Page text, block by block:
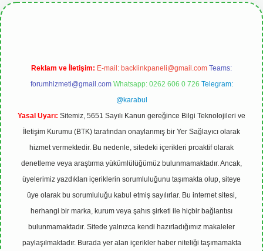
Reklam ve İletişim: E-mail: backlinkpaneli@gmail.com Teams:
forumhizmeti@gmail.com Whatsapp: 0262 606 0 726 Telegram:
@karabul
Yasal Uyarı: Sitemiz, 5651 Sayılı Kanun gereğince Bilgi Teknolojileri ve
İletişim Kurumu (BTK) tarafından onaylanmış bir Yer Sağlayıcı olarak
hizmet vermektedir. Bu nedenle, sitedeki içerikleri proaktif olarak
denetleme veya araştırma yükümlülüğümüz bulunmamaktadır. Ancak,
üyelerimiz yazdıkları içeriklerin sorumluluğunu taşımakta olup, siteye
üye olarak bu sorumluluğu kabul etmiş sayılırlar. Bu internet sitesi,
herhangi bir marka, kurum veya şahıs şirketi ile hiçbir bağlantısı
bulunmamaktadır. Sitede yalnızca kendi hazırladığımız makaleler
paylaşılmaktadır. Burada yer alan içerikler haber niteliği taşımamakta